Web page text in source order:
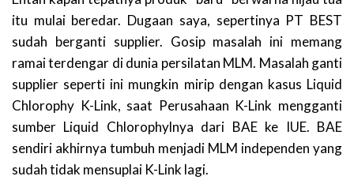
itu mulai beredar. Dugaan saya, sepertinya PT BEST
sudah berganti supplier. Gosip masalah ini memang
ramai terdengar di dunia persilatan MLM. Masalah ganti
supplier seperti ini mungkin mirip dengan kasus Liquid
Chlorophy K-Link, saat Perusahaan K-Link mengganti
sumber Liquid Chlorophylnya dari BAE ke IUE. BAE
sendiri akhirnya tumbuh menjadi MLM independen yang
sudah tidak mensuplai K-Link lagi.